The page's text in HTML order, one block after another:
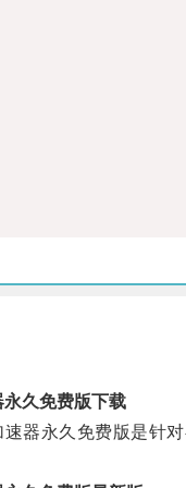
久免费版下载
永久免费版是针对